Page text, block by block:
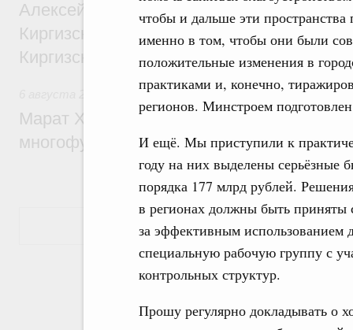
чтобы и дальше эти
именно в том, чтобы они были
положительные изменения в
практиками и, конечно,
регионов. Минстроем
И ещё. Мы приступили к
году на них выделены серьёзные
порядка 177 млрд рублей.
в регионах должны быть приняты
за эффективным использованием
специальную рабочую группу с
контрольных структур.
Прошу регулярно докладывать о
Алексей Оверчук принял участие в
Киргизского экономического форума и
Киргизской межрегиональной
Дорожное хозяйство
Марат Хуснуллин: На двух скоростных
многофункциональные зоны дорожного
Показать еще